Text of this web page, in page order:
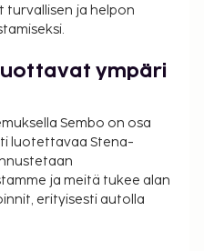
turvallisen ja helpon
ympäri
Sembo on osa
luotettavaa Stena-
ja meitä tukee alan
erityisesti autolla